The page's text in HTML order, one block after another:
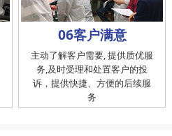
06客户满意
主动了解客户需要, 提供质优服
务,及时受理和处置客户的投
诉，提供快捷、方便的后续服
务